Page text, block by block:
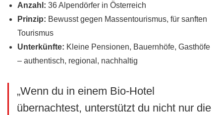
Anzahl: 36 Alpendörfer in Österreich
Prinzip: Bewusst gegen Massentourismus, für sanften
Tourismus
Unterkünfte: Kleine Pensionen, Bauernhöfe, Gasthöfe
– authentisch, regional, nachhaltig
„Wenn du in einem Bio-Hotel
übernachtest, unterstützt du nicht nur die